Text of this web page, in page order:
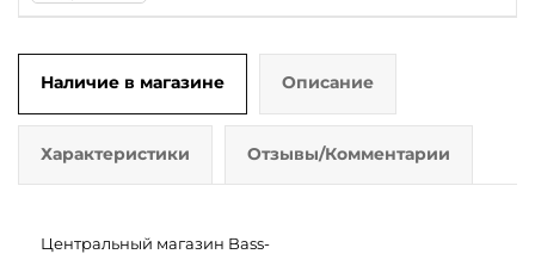
Наличие в магазине Описание
Характеристики Отзывы/Комментарии
Центральный магазин Bass-